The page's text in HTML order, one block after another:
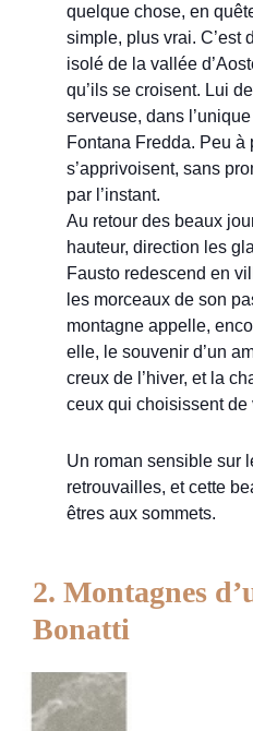
quelque chose, en
simple, plus vrai. C’est
isolé de la vallée
qu’ils se croisent. Lui
serveuse, dans
Fontana Fredda. Peu à
s’apprivoisent, sans
par l’instant.
Au retour des beaux
hauteur, direction les
Fausto redescend en
les morceaux de son
montagne appelle,
elle, le souvenir d’un
creux de l’hiver, et la
ceux qui choisissent de
Un roman sensible sur
retrouvailles, et cette
êtres aux sommets.
2. Montagnes
Bonatti